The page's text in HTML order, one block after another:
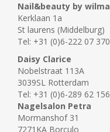
Nail&beauty by wilma
Kerklaan 1a
St laurens (Middelburg)
Tel: +31 (0)6-222 07 370
Daisy Clarice
Nobelstraat 113A
3039SL Rotterdam
Tel: +31 (0)6-289 62 156
Nagelsalon Petra
Mormanshof 31
7271KA Borculo